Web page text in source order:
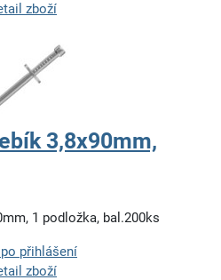
zboží
3,8x90mm,
1 podložka, bal.200ks
přihlášení
zboží